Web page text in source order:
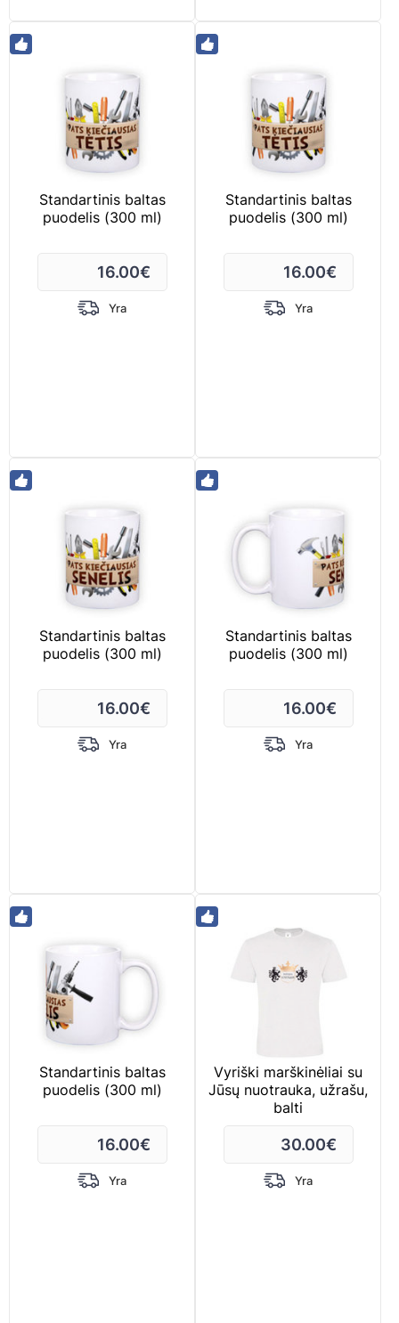
Standartinis baltas
puodelis (300 ml)
16.00€
Yra
Standartinis baltas
puodelis (300 ml)
16.00€
Yra
Standartinis baltas
puodelis (300 ml)
16.00€
Yra
Standartinis baltas
puodelis (300 ml)
16.00€
Yra
Standartinis baltas
puodelis (300 ml)
16.00€
Yra
Vyriški marškinėliai su
Jūsų nuotrauka, užrašu,
balti
30.00€
Yra